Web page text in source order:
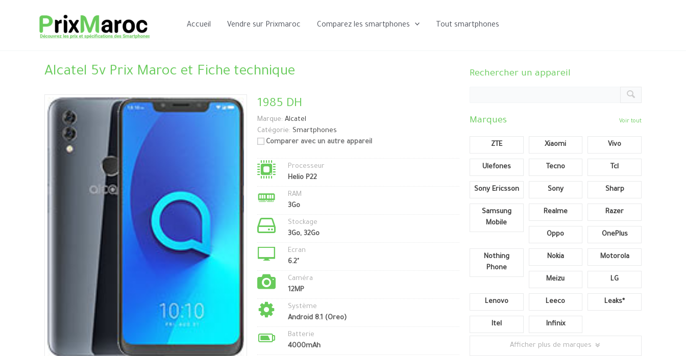
Accueil Vendre sur Prixmaroc Comparez les smartphones Tout smartphones
Alcatel 5v Prix Maroc et Fiche technique
1985 DH
Marque: Alcatel
Catégorie: Smartphones
Comparer avec un autre appareil
Processeur
Helio P22
RAM
3Go
Stockage
3Go, 32Go
Ecran
6.2"
Caméra
12MP
Système
Android 8.1 (Oreo)
Batterie
4000mAh
Rechercher un appareil
Marques Voir tout
ZTE Xiaomi Vivo
Ulefones Tecno Tcl
Sony Ericsson Sony Sharp
Samsung
Mobile
Realme Razer
Oppo OnePlus
Nothing
Phone
Nokia Motorola
Meizu LG
Lenovo Leeco Leaks*
Itel Infinix
Afficher plus de marques